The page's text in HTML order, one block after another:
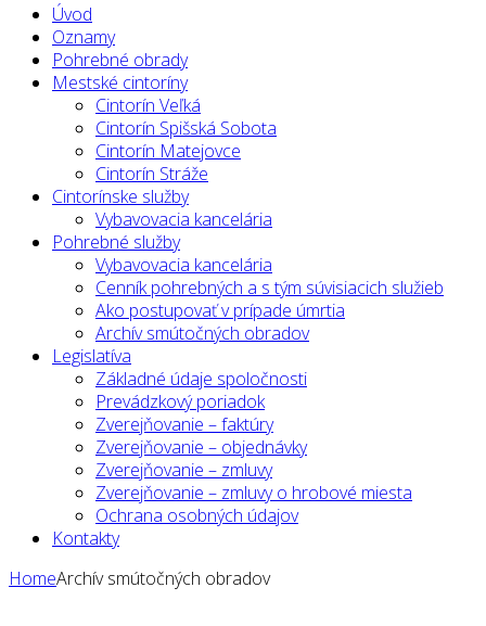
Úvod
Oznamy
Pohrebné obrady
Mestské cintoríny
Cintorín Veľká
Cintorín Spišská Sobota
Cintorín Matejovce
Cintorín Stráže
Cintorínske služby
Vybavovacia kancelária
Pohrebné služby
Vybavovacia kancelária
Cenník pohrebných a s tým súvisiacich služieb
Ako postupovať v prípade úmrtia
Archív smútočných obradov
Legislatíva
Základné údaje spoločnosti
Prevádzkový poriadok
Zverejňovanie – faktúry
Zverejňovanie – objednávky
Zverejňovanie – zmluvy
Zverejňovanie – zmluvy o hrobové miesta
Ochrana osobných údajov
Kontakty
HomeArchív smútočných obradov